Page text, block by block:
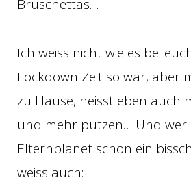
Bruschettas…
Ich weiss nicht wie es bei
Lockdown Zeit so war, aber
zu Hause, heisst eben auch
und mehr putzen… Und wer
Elternplanet schon ein
weiss auch: